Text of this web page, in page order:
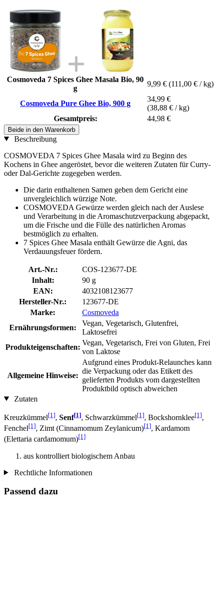
Cosmoveda 7 Spices Ghee Masala Bio, 90
g
9,99 € (111,00 € / kg)
Cosmoveda Pure Ghee Bio, 900 g
34,99 €
(38,88 € / kg)
Gesamtpreis:
44,98 €
Beide in den Warenkorb
Beschreibung
COSMOVEDA 7 Spices Ghee Masala wird zu Beginn des
Kochens in Ghee angeröstet, bevor die weiteren Zutaten für Curry-
oder Dal-Gerichte zugegeben werden.
Die darin enthaltenen Samen geben dem Gericht eine
unvergleichlich würzige Note.
COSMOVEDA Gewürze werden gleich nach der Auslese
und Verarbeitung in die Aromaschutzverpackung abgepackt,
um die Frische und die Fülle des natürlichen Aromas
bestmöglich zu erhalten.
7 Spices Ghee Masala enthält Gewürze die Agni, das
Verdauungsfeuer fördern.
Art.-Nr.:
COS-123677-DE
Inhalt:
90 g
EAN:
4032108123677
Hersteller-Nr.:
123677-DE
Marke:
Cosmoveda
Ernährungsformen:
Vegan, Vegetarisch, Glutenfrei,
Laktosefrei
Produkteigenschaften:
Vegan, Vegetarisch, Frei von Gluten, Frei
von Laktose
Allgemeine Hinweise:
Aufgrund eines Produkt-Relaunches kann
die Verpackung oder das Etikett des
gelieferten Produkts vom dargestellten
Produktbild optisch abweichen
Zutaten
Kreuzkümmel[1], Senf[1], Schwarzkümmel[1], Bockshornklee[1],
Fenchel[1], Zimt (Cinnamomum Zeylanicum)[1], Kardamom
(Elettaria cardamomum)[1]
aus kontrolliert biologischem Anbau
Rechtliche Informationen
Passend dazu